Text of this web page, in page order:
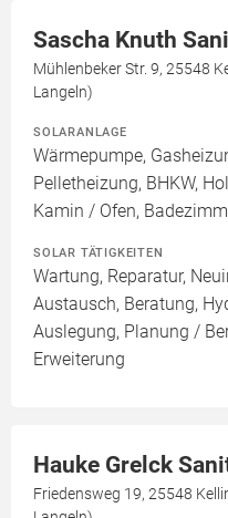
Sascha Knuth
Mühlenbeker Str. 9, 25548
Langeln)
SOLARANLAGE
Wärmepumpe,
Pelletheizung, BHKW,
Kamin / Ofen,
SOLAR TÄTIGKEITEN
Wartung, Reparatur,
Austausch, Beratung,
Auslegung, Planung /
Erweiterung
Hauke Grelck
Friedensweg 19, 25548